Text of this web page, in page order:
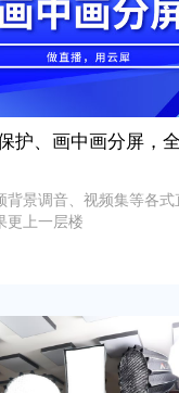
护、画中画分屏，
背景调音、视频集等各
更上一层楼